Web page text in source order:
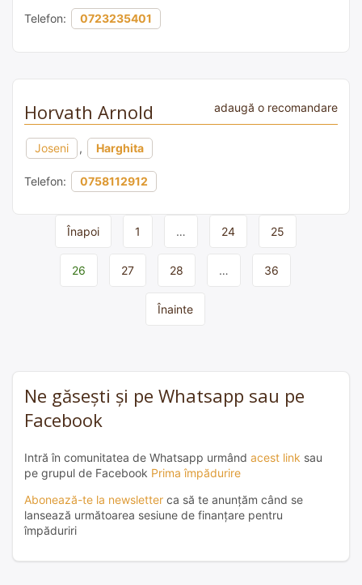
Telefon: 0723235401
Horvath Arnold adaugă o recomandare
Joseni , Harghita
Telefon: 0758112912
PageÎnapoi 1 … 24 25
26 27 28 … 36
Înainte
Ne găsești și pe Whatsapp sau pe
Facebook
Intră în comunitatea de Whatsapp urmând acest link sau
pe grupul de Facebook Prima împădurire
Abonează-te la newsletter ca să te anunțăm când se
lansează următoarea sesiune de finanțare pentru
împăduriri